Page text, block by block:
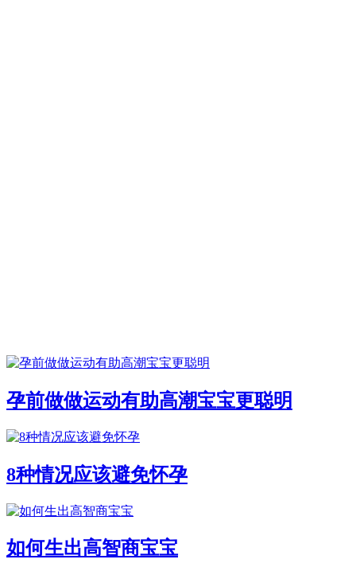
孕前做做运动有助高潮宝宝更聪明
8种情况应该避免怀孕
如何生出高智商宝宝